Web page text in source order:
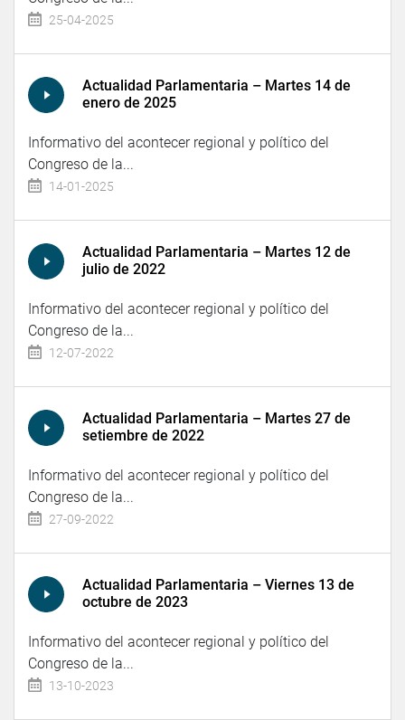
25-04-2025
Actualidad Parlamentaria – Martes 14 de
enero de 2025
Informativo del acontecer regional y político del
Congreso de la...
14-01-2025
Actualidad Parlamentaria – Martes 12 de
julio de 2022
Informativo del acontecer regional y político del
Congreso de la...
12-07-2022
Actualidad Parlamentaria – Martes 27 de
setiembre de 2022
Informativo del acontecer regional y político del
Congreso de la...
27-09-2022
Actualidad Parlamentaria – Viernes 13 de
octubre de 2023
Informativo del acontecer regional y político del
Congreso de la...
13-10-2023